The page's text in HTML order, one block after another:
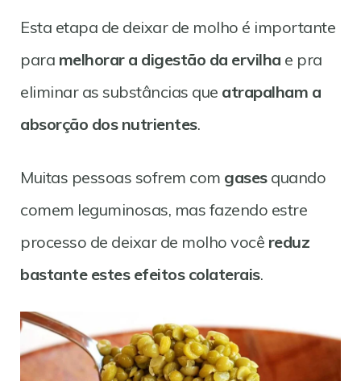
Esta etapa de deixar de molho é importante
para melhorar a digestão da ervilha e pra
eliminar as substâncias que atrapalham a
absorção dos nutrientes.
Muitas pessoas sofrem com gasesquando
comem leguminosas, mas fazendo estre
processo de deixar de molho você reduz
bastante estes efeitos colaterais.